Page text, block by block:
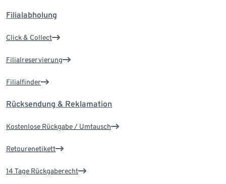
Filialabholung
Click & Collect
Filialreservierung
Filialfinder
Rücksendung & Reklamation
Kostenlose Rückgabe / Umtausch
Retourenetikett
14 Tage Rückgaberecht